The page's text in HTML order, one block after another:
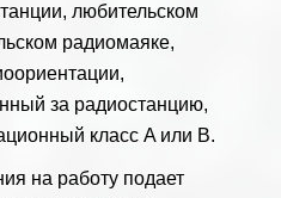
любительском
радиомаяке,
за радиостанцию,
класс A или B.
на работу подает